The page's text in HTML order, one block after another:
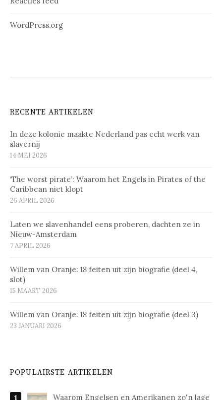
WordPress.org
RECENTE ARTIKELEN
In deze kolonie maakte Nederland pas echt werk van
slavernij
14 MEI 2026
‘The worst pirate’: Waarom het Engels in Pirates of the
Caribbean niet klopt
26 APRIL 2026
Laten we slavenhandel eens proberen, dachten ze in
Nieuw-Amsterdam
7 APRIL 2026
Willem van Oranje: 18 feiten uit zijn biografie (deel 4,
slot)
15 MAART 2026
Willem van Oranje: 18 feiten uit zijn biografie (deel 3)
23 JANUARI 2026
POPULAIRSTE ARTIKELEN
Waarom Engelsen en Amerikanen zo'n lage